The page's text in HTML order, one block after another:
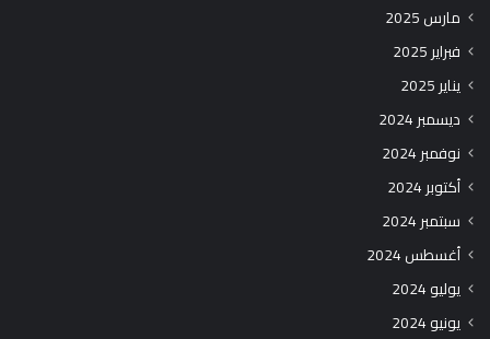
مارس 2025
فبراير 2025
يناير 2025
ديسمبر 2024
نوفمبر 2024
أكتوبر 2024
سبتمبر 2024
أغسطس 2024
يوليو 2024
يونيو 2024